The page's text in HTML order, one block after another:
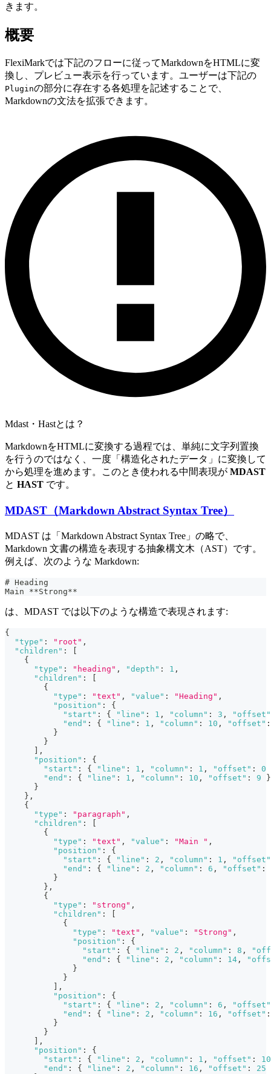
きます。
概要
FlexiMarkでは下記のフローに従ってMarkdownをHTMLに変
換し、プレビュー表示を行っています。ユーザーは下記の
Pluginの部分に存在する各処理を記述することで、
Markdownの文法を拡張できます。
Mdast・Hastとは？
MarkdownをHTMLに変換する過程では、単純に文字列置換
を行うのではなく、一度「構造化されたデータ」に変換して
から処理を進めます。このとき使われる中間表現が MDAST
と HAST です。
MDAST（Markdown Abstract Syntax Tree）
MDAST は「Markdown Abstract Syntax Tree」の略で、
Markdown 文書の構造を表現する抽象構文木（AST）です。
例えば、次のような Markdown:
# Heading
Main **Strong**
は、MDAST では以下のような構造で表現されます:
{
"type" : "root" ,
"children" :
{
"type" : "heading" , "depth" : 1 ,
"children" :
{
"type" : "text" , "value" : "Heading" ,
"position" :
{
"start" : { "line" : 1 , "column" : 3 ,
"offset"
"end" : { "line" : 1 , "column" : 10 , "offset" :
}
}
,
"position" :
{
"start" : { "line" : 1 , "column" : 1 , "offset" :
0
"end" : { "line" : 1 , "column" : 10 , "offset" : 9
}
}
} ,
{
"type" : "paragraph" ,
"children" :
{
"type" : "text" , "value" : "Main " ,
"position" :
{
"start" : { "line" : 2 , "column" : 1 ,
"offset"
"end" : { "line" : 2 , "column" : 6 , "offset" :
}
} ,
{
"type" : "strong" ,
"children" :
{
"type" : "text" , "value" : "Strong" ,
"position" :
{
"start" : { "line" : 2 , "column" : 8 ,
"end" : { "line" : 2 , "column" : 14 ,
}
}
,
"position" :
{
"start" : { "line" : 2 , "column" : 6 ,
"offset"
"end" : { "line" : 2 , "column" : 16 , "offset" :
}
}
,
"position" :
{
"start" : { "line" : 2 , "column" : 1 , "offset" :
10
"end" : { "line" : 2 , "column" : 16 , "offset" :
25